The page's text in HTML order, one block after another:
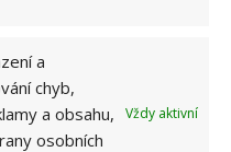
a
chyb,
a obsahu,
osobních
Vždy aktivní